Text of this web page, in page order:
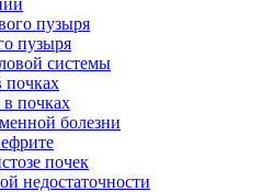
пузыря
пузыря
системы
почках
почках
болезни
почек
недостаточности